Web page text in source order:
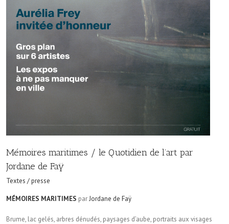
Mémoires maritimes / le Quotidien de l’art par
Jordane de Faÿ
Textes / presse
MÉMOIRES MARITIMES parJordane de Faÿ
Brume, lac gelés, arbres dénudés, paysages d’aube, portraits aux visages